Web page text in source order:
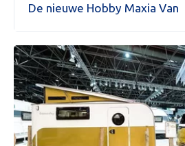
De nieuwe Hobby Maxia Van